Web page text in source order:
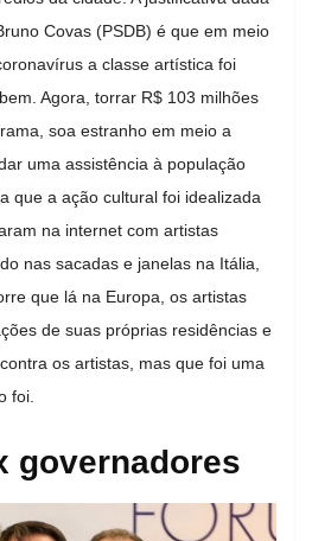
Covas (PSDB) é que em meio
a classe artística foi
Agora, torrar R$ 103 milhões
soa estranho em meio a
uma assistência à população
que a ação cultural foi idealizada
na internet com artistas
nas sacadas e janelas na Itália,
que lá na Europa, os artistas
de suas próprias residências e
os artistas, mas que foi uma
foi.
governadores